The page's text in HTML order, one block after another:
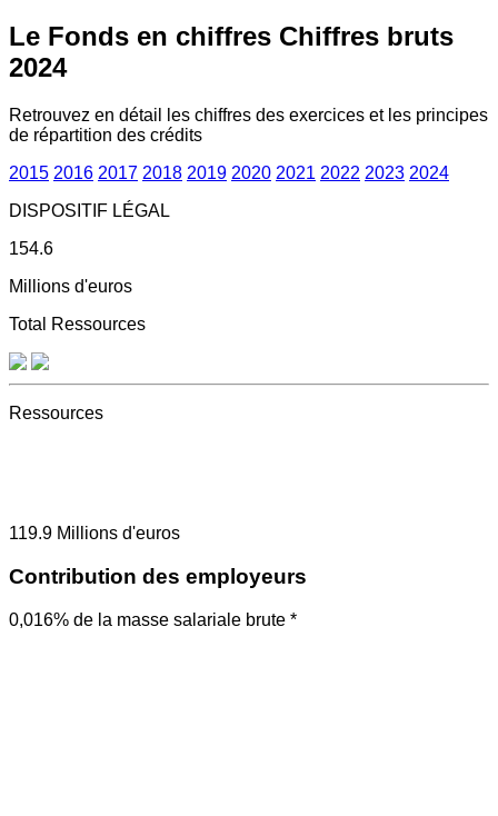
Le Fonds en chiffres Chiffres bruts
2024
Retrouvez en détail les chiffres des exercices et les principes
de répartition des crédits
2015 2016 2017 2018 2019 2020 2021 2022 2023 2024
DISPOSITIF LÉGAL
154.6
Millions d'euros
Total Ressources
Ressources
119.9 Millions d'euros
Contribution des employeurs
0,016% de la masse salariale brute *